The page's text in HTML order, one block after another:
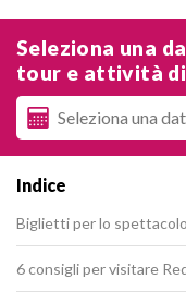
Seleziona una
tour e attività
Indice
Biglietti per lo
6 consigli per visitare